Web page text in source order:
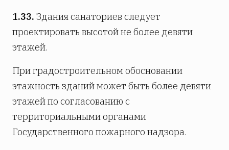
1.33. Здания санаториев следует
проектировать высотой не более девяти
этажей.
При градостроительном обосновании
этажность зданий может быть более девяти
этажей по согласованию с
территориальными органами
Государственного пожарного надзора.